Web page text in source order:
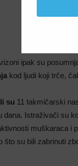
ipak su
kod ljudi koji trče,
su 11 takmičarski
dana. Istraživači su
muškaraca i
što su bili zabrinuti